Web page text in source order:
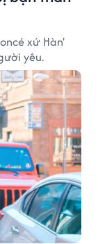
xứ Hàn'
yêu.